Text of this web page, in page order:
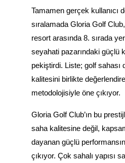
Tamamen gerçek kullanıcı
sıralamada Gloria Golf
resort arasında 8. sırada
seyahati pazarındaki güçlü
pekiştirdi. Liste; golf sahası
kalitesini birlikte
metodolojisiyle öne çıkıyor.
Gloria Golf Club’ın bu
saha kalitesine değil,
dayanan güçlü
çıkıyor. Çok sahalı yapısı